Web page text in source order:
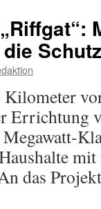
Errichtung
das